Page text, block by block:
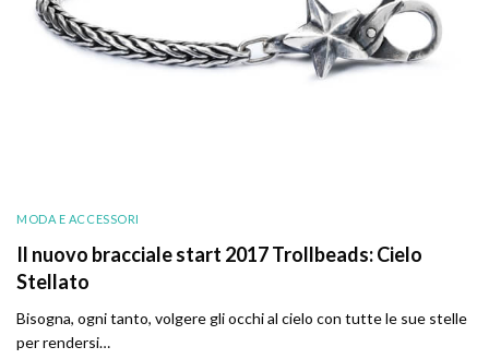
MODA E ACCESSORI
Il nuovo bracciale start 2017 Trollbeads: Cielo
Stellato
Bisogna, ogni tanto, volgere gli occhi al cielo con tutte le sue stelle
per rendersi…